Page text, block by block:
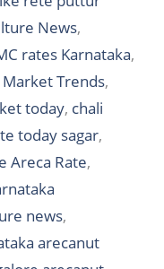
News,
rates Karnataka,
Trends,
today, chali
today sagar,
Areca Rate,
news,
arecanut